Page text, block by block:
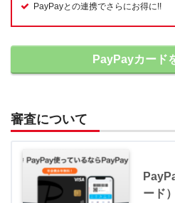
PayPayとの連携でさらにお得に!!
PayPayカード
審査について
ード